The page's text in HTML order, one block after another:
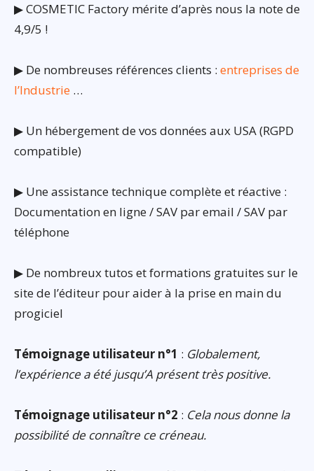
▶ COSMETIC Factory mérite d’après nous la note de
4,9/5 !
▶ De nombreuses références clients : entreprises de
l’Industrie …
▶ Un hébergement de vos données aux USA (RGPD
compatible)
▶ Une assistance technique complète et réactive :
Documentation en ligne / SAV par email / SAV par
téléphone
▶ De nombreux tutos et formations gratuites sur le
site de l’éditeur pour aider à la prise en main du
progiciel
Témoignage utilisateur n°1 : Globalement,
l’expérience a été jusqu’A présent très positive.
Témoignage utilisateur n°2 : Cela nous donne la
possibilité de connaître ce créneau.